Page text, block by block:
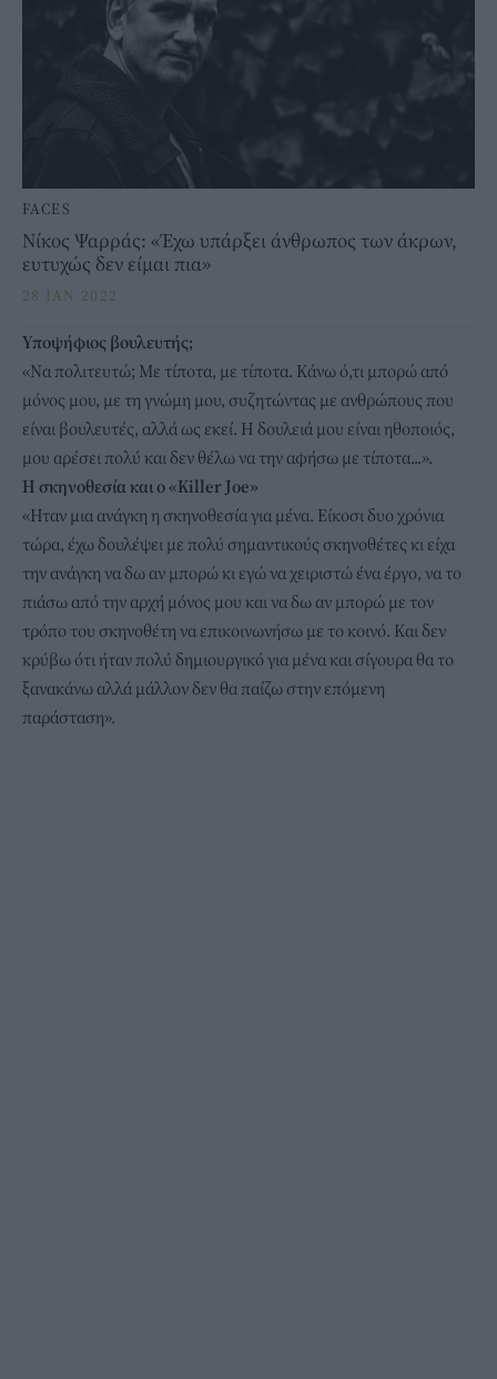
FACES
Νίκος Ψαρράς: «Έχω υπάρξει άνθρωπος των άκρων,
ευτυχώς δεν είμαι πια»
28 JAN 2022
Υποψήφιος βουλευτής;
«Να πολιτευτώ; Με τίποτα, με τίποτα. Κάνω ό,τι μπορώ από
μόνος μου, με τη γνώμη μου, συζητώντας με ανθρώπους που
είναι βουλευτές, αλλά ως εκεί. Η δουλειά μου είναι ηθοποιός,
μου αρέσει πολύ και δεν θέλω να την αφήσω με τίποτα...».
Η σκηνοθεσία και ο «Killer Joe»
«Ηταν μια ανάγκη η σκηνοθεσία για μένα. Είκοσι δυο χρόνια
τώρα, έχω δουλέψει με πολύ σημαντικούς σκηνοθέτες κι είχα
την ανάγκη να δω αν μπορώ κι εγώ να χειριστώ ένα έργο, να το
πιάσω από την αρχή μόνος μου και να δω αν μπορώ με τον
τρόπο του σκηνοθέτη να επικοινωνήσω με το κοινό. Και δεν
κρύβω ότι ήταν πολύ δημιουργικό για μένα και σίγουρα θα το
ξανακάνω αλλά μάλλον δεν θα παίζω στην επόμενη
παράσταση».